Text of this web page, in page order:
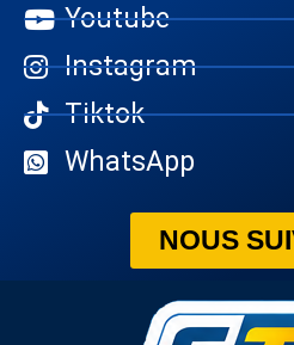
Youtube
Instagram
Tiktok
WhatsApp
NOUS